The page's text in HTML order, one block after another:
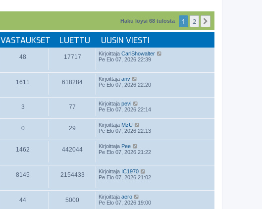
Haku löysi 68 tulosta 1 2
VASTAUKSET LUETTU UUSIN VIESTI
48 17717 Kirjoittaja CarlShowalter
Pe Elo 07, 2026 22:39
1611 618284 Kirjoittaja anv
Pe Elo 07, 2026 22:20
3 77 Kirjoittaja pevi
Pe Elo 07, 2026 22:14
0 29 Kirjoittaja MzU
Pe Elo 07, 2026 22:13
1462 442044 Kirjoittaja Pee
Pe Elo 07, 2026 21:22
8145 2154433 Kirjoittaja IC1970
Pe Elo 07, 2026 21:02
44 5000 Kirjoittaja aero
Pe Elo 07, 2026 19:00